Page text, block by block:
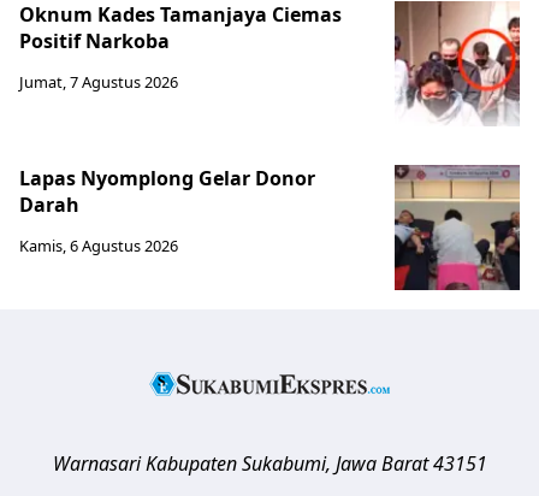
Oknum Kades Tamanjaya Ciemas
Positif Narkoba
Jumat, 7 Agustus 2026
Lapas Nyomplong Gelar Donor
Darah
Kamis, 6 Agustus 2026
Warnasari Kabupaten Sukabumi, Jawa Barat 43151